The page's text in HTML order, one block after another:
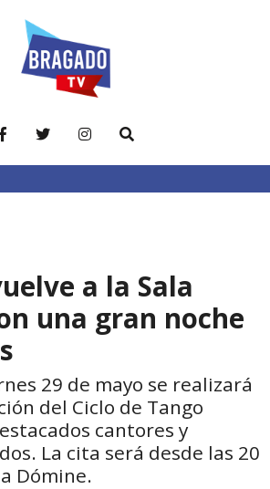
a la Sala
una gran noche
29 de mayo se realizará
del Ciclo de Tango
cantores y
La cita será desde las 20
Dómine.